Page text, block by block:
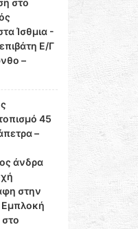
στο
Ίσθμια -
Ε/Γ
–
45
–
άνδρα
στην
Εμπλοκή